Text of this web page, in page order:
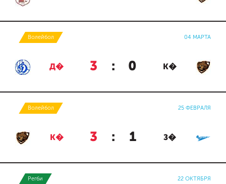
Волейбол 04 МАРТА
Д� 3 : 0 К�
Волейбол 25 ФЕВРАЛЯ
К� 3 : 1 З�
Регби 22 ОКТЯБРЯ